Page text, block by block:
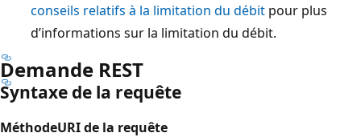
conseils relatifs à la limitation du débit pour plus
d’informations sur la limitation du débit.
Demande REST
Syntaxe de la requête
MéthodeURI de la requête